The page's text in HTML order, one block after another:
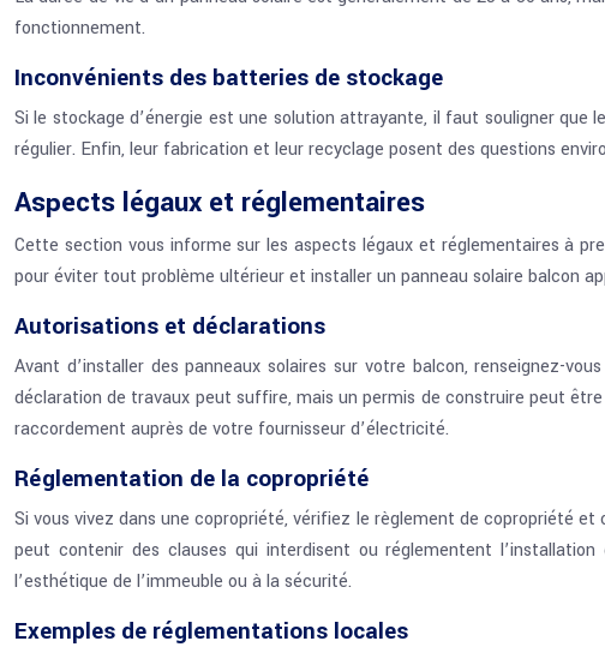
fonctionnement.
Inconvénients des batteries de stockage
Si le stockage d’énergie est une solution attrayante, il faut souligner
régulier. Enfin, leur fabrication et leur recyclage posent des questions
Aspects légaux et réglementaires
Cette section vous informe sur les aspects légaux et réglementaires à
pour éviter tout problème ultérieur et installer un panneau solaire balcon
Autorisations et déclarations
Avant d’installer des panneaux solaires sur votre balcon, renseignez-
déclaration de travaux peut suffire, mais un permis de construire peut
raccordement auprès de votre fournisseur d’électricité.
Réglementation de la copropriété
Si vous vivez dans une copropriété, vérifiez le règlement de copropriété
peut contenir des clauses qui interdisent ou réglementent
l’esthétique de l’immeuble ou à la sécurité.
Exemples de réglementations locales